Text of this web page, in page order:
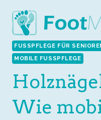
Inhalt
springen
FUSSPFLEGE FÜR SENIOREN
MOBILE FUSSPFLEGE
Wie